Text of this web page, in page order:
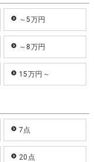
～5万円
～8万円
15万円～
7点
20点